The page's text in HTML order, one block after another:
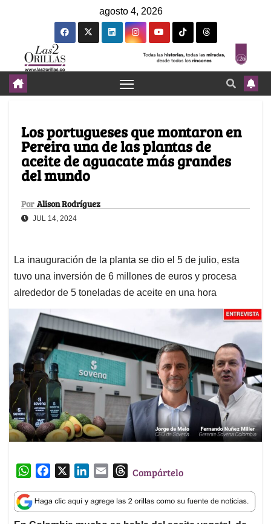
agosto 4, 2026
Los portugueses que montaron en
Pereira una de las plantas de
aceite de aguacate más grandes
del mundo
Por Alison Rodríguez
JUL 14, 2024
La inauguración de la planta se dio el 5 de julio, esta
tuvo una inversión de 6 millones de euros y procesa
alrededor de 5 toneladas de aceite en una hora
W
a
t
c
e
n
k
a
i
T
r
e
Compártelo